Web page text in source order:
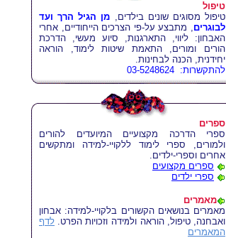
טיפול
טיפול מסוגים שונים בילדים, מן הגיל הרך ועד
לבוגרים, מתבצע על-פי הצרכים הייחודיים, אחרי
האבחון: ליווי, התארגנות, סיוע מעשי, הדרכת
הורים ומורים, התאמת שיטות לימוד, הוראה
יחידנית, הכנה לבחינות.
להתקשרות: 03-5248624
ספרים
ספרי הדרכה מקצועיים המיועדים להורים
ולמורים, ספרי לימוד ללקויי-למידה ומתקשים
אחרים וספרי-ילדים.
ספרים מקצועים
ספרי ילדים
מאמרים
מאמרים בנושאים הקשורים בלקויי-למידה: אבחון
ואבחנה, טיפול, הוראה ולמידה וזכויות הפרט. לדף
המאמרים